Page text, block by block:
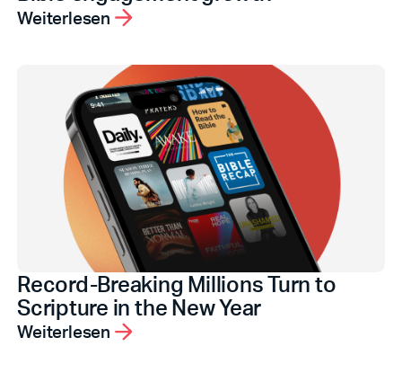
Weiterlesen
Record-Breaking Millions Turn to
Scripture in the New Year
Weiterlesen